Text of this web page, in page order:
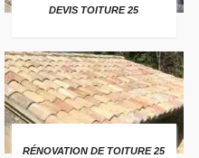
DEVIS TOITURE 25
RÉNOVATION DE TOITURE 25